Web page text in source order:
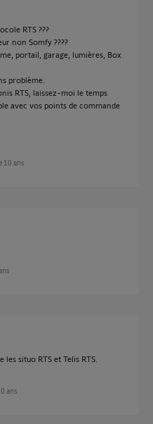
RTS ???
non Somfy ????
portail, garage, lumières, Box
problème.
RTS, laissez-moi le temps
avec vos points de commande
10 ans
situo RTS et Telis RTS.
ans